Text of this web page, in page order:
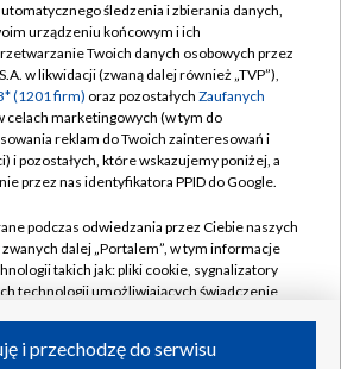
TVP
TVP
Cyfrowa
Regulamin TVP
prywatności
Moje zgody
Pomoc
Kontakt
Kanały
śledzenia i zbierania danych,
urządzeniu końcowym i ich
Twoich danych osobowych przez
w likwidacji (zwaną dalej również „TVP”),
(1201 firm) oraz pozostałych Zaufanych
celach marketingowych (w tym do
reklam do Twoich zainteresowań i
i pozostałych, które wskazujemy poniżej, a
przez nas identyfikatora PPID do Google.
podczas odwiedzania przez Ciebie naszych
zwanych dalej „Portalem”, w tym informacje
takich jak: pliki cookie, sygnalizatory
technologii umożliwiających świadczenie
i przechodzę do serwisu